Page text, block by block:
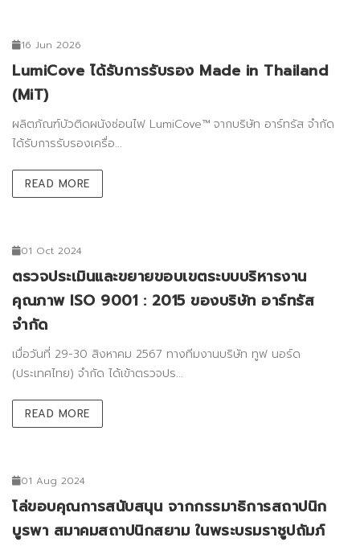
16 Jun 2026
LumiCove ได้รับการรับรอง Made in Thailand
(MiT)
ผลิตภัณฑ์บัวติดผนังซ่อนไฟ LumiCove™ จากบริษัท อาร์ทรัส จำกัด
ได้รับการรับรองเครื่อ...
READ MORE
01 Oct 2024
ตรวจประเมินและขยายขอบเขตระบบบริหารงาน
คุณภาพ ISO 9001 : 2015 ของบริษัท อาร์ทรัส
จำกัด
เมื่อวันที่ 29-30 สิงหาคม 2567 ทางทีมงานบริษัท ทูฟ นอร์ด
(ประเทศไทย) จำกัด ได้เข้าตรวจปร...
READ MORE
01 Aug 2024
โล่ขอบคุณการสนับสนุน จากกรรมาธิการสถาปนิก
บูรพา สมาคมสถาปนิกสยาม ในพระบรมราชูปถัมภ์